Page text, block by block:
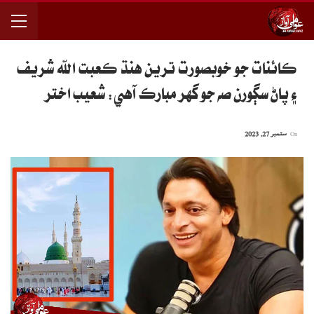
ڪائنات جو خوبصورت ترين هنڌ ڪعبت الله شريف
۽ پاڻ سڳورن صه جو گهر مبارڪ آهي: شعيب اختر